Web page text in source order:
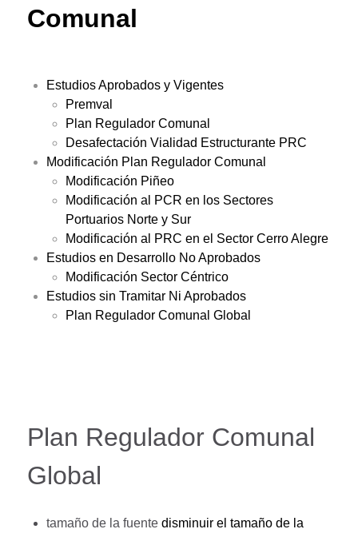
Comunal
Estudios Aprobados y Vigentes
Premval
Plan Regulador Comunal
Desafectación Vialidad Estructurante PRC
Modificación Plan Regulador Comunal
Modificación Piñeo
Modificación al PCR en los Sectores
Portuarios Norte y Sur
Modificación al PRC en el Sector Cerro Alegre
Estudios en Desarrollo No Aprobados
Modificación Sector Céntrico
Estudios sin Tramitar Ni Aprobados
Plan Regulador Comunal Global
Plan Regulador Comunal
Global
tamaño de la fuente disminuir el tamaño de la